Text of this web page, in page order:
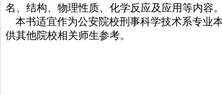
名、结构、物理性质、化学反应及应用等内容
本书适宜作为公安院校刑事科学技术系专业
供其他院校相关师生参考。